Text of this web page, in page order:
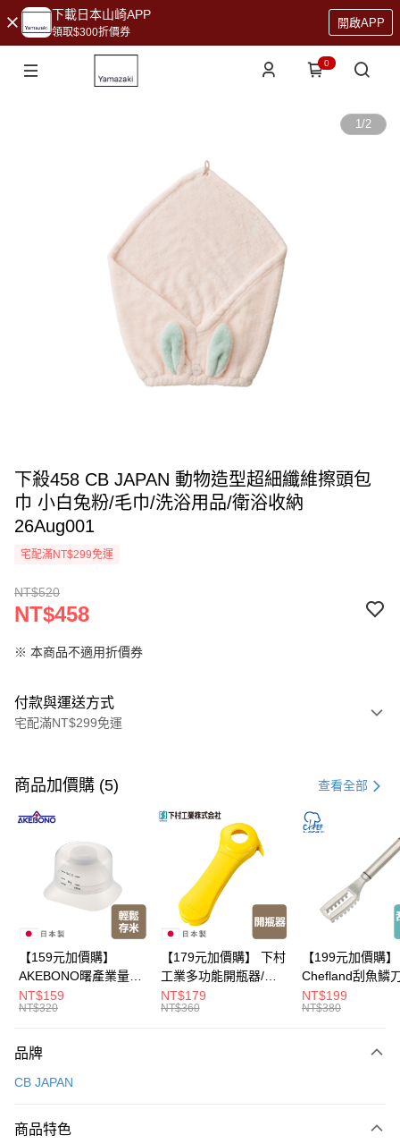
下載日本山崎APP
領取$300折價券
開啟APP
0
1/2
下殺458 CB JAPAN 動物造型超細纖維擦頭包
巾 小白兔粉/毛巾/洗浴用品/衛浴收納
26Aug001
宅配滿NT$299免運
NT$520
NT$458
※ 本商品不適用折價券
付款與運送方式
宅配滿NT$299免運
信用卡一次付款
超商取貨付款
LINE Pay
Apple Pay
Google Pay
全盈+PAY
大哥付你分期
【大哥付你分期使用說明】
2.付款方式選擇「大哥付你分期」，訂單成立後會自動跳轉到大哥付的交易
成交易。
3.實際核准額度、可分期數及費用金額請依後續交易確認頁面所載為準。
商品加價購 (5) 查看全部
【159元加價購】
AKEBONO曙產業量米
杯漏斗組(白)/量米杯/
米桶/量米用具/任二件8
NT$159
NT$320
【179元加價購】 下村
工業多功能開瓶器/開
瓶器/餐廚用品/料理道
具/任二件8折
NT$179
NT$360
【199元加價購】
Chefland刮魚鱗
魚鱗器/廚房用品/
道具/任二件8折
NT$199
NT$380
品牌
CB JAPAN
商品特色